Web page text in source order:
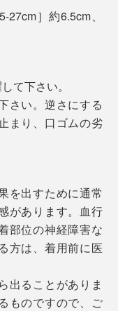
をなくし、安定し
動くことで、“疲
ク
印として「L」と
心をくすぐられま
を履くと、ちょっ
のもいい。
けなくなる人が多
］約6.5cm、
て下さい。
さい。逆さにする
まり、口ゴムの劣
を出すために通常
があります。血行
部位の神経障害な
方は、着用前に医
出ることがありま
ものですので、ご